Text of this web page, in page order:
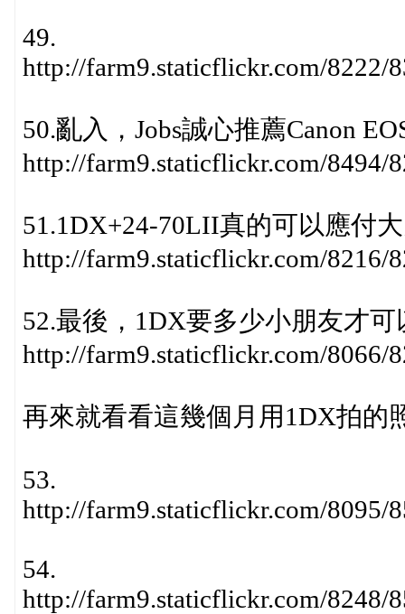
49.
http://farm9.staticflickr.com/8222/
50.亂入，Jobs誠心推薦Canon
http://farm9.staticflickr.com/8494/
51.1DX+24-70LII真的可以應付
http://farm9.staticflickr.com/8216/
52.最後，1DX要多少小朋友才
http://farm9.staticflickr.com/8066/
再來就看看這幾個月用1DX拍的
53.
http://farm9.staticflickr.com/8095/
54.
http://farm9.staticflickr.com/8248/